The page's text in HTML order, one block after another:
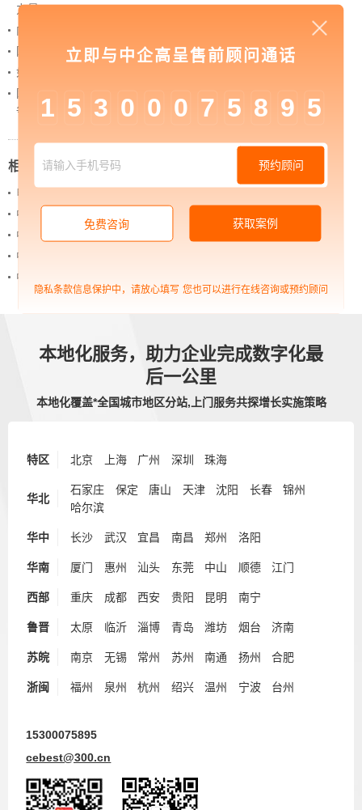
力量
内容管理：媒体资讯网站搭建的隐藏大BOSS
网站进化的终极形态，你了解吗？
如何借助设计服务打造超级品牌？
网站上线后，如何做好运营工作，让网站持续具备竞
争力？
相关新闻
电商门户网站建设的必备条件
中企高呈：企业进行新媒体推广的优势
中企高呈：企业高端网站建设的必要性
中企高呈：B2B电商平台运营模式分析
中企高呈网站建设：选择最适合自己的建站方式
本地化服务，助力企业完成数字化最
后一公里
本地化覆盖*全国城市地区分站,上门服务共探增长实施策略
特区 北京 上海 广州 深圳 珠海
华北
石家庄 保定 唐山 天津 沈阳 长春
锦州
哈尔滨
华中 长沙 武汉 宜昌 南昌 郑州 洛阳
华南 厦门 惠州 汕头 东莞 中山 顺德 江门
西部 重庆 成都 西安 贵阳 昆明 南宁
鲁晋 太原 临沂 淄博 青岛 潍坊 烟台 济南
苏皖 南京 无锡 常州 苏州 南通 扬州 合肥
浙闽 福州 泉州 杭州 绍兴 温州 宁波 台州
15300075895
cebest@300.cn
立即与中企高呈售前顾问通话
1 5 3 0 0 0 7 5 8 9 5
预约顾问
免费咨询 获取案例
隐私条款信息保护中，请放心填写 您也可以进行在线咨询或预约顾问